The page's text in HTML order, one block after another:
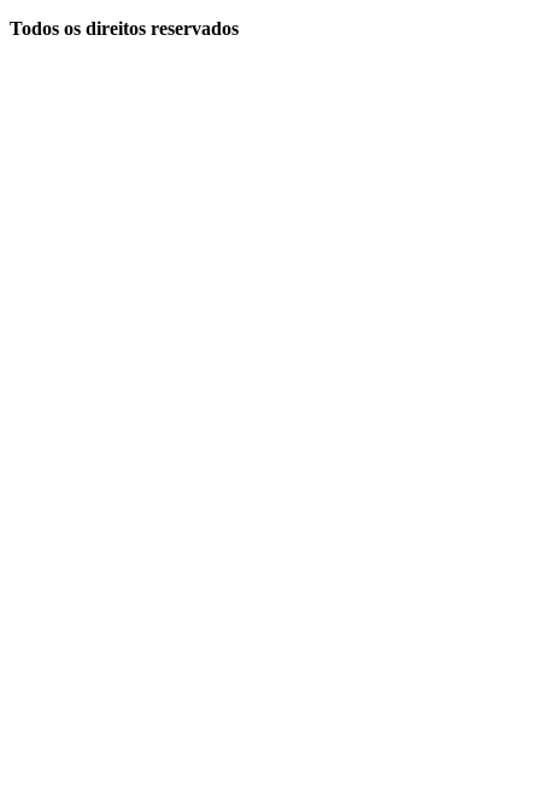
Todos os direitos reservados